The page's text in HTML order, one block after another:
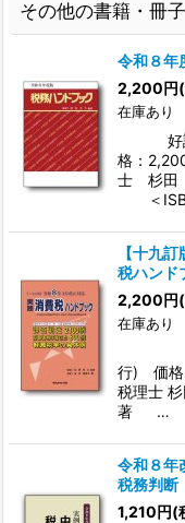
その他の書籍・冊子
令和８
2,200円
在庫あり
好評
格：
士 杉田
＜
【十九
税ハンド
2,200円
在庫あり
好評
行) 価
税理士
著 …
令和８
税務判断
1,210円(